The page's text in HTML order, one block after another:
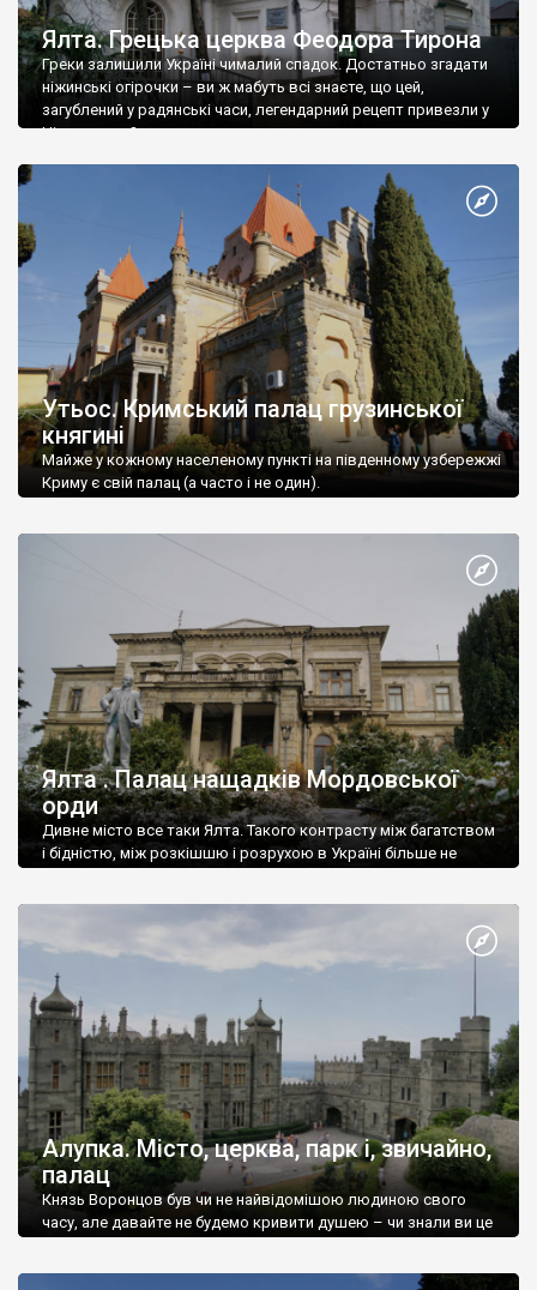
Ялта. Грецька церква Феодора Тирона
Греки залишили Україні чималий спадок. Достатньо згадати
ніжинські огірочки – ви ж мабуть всі знаєте, що цей,
загублений у радянські часи, легендарний рецепт привезли у
Ніжин греки?
Утьос. Кримський палац грузинської
княгині
Майже у кожному населеному пункті на південному узбережжі
Криму є свій палац (а часто і не один).
Ялта . Палац нащадків Мордовської
орди
Дивне місто все таки Ялта. Такого контрасту між багатством
і бідністю, між розкішшю і розрухою в Україні більше не
Алупка. Місто, церква, парк і, звичайно,
палац
Князь Воронцов був чи не найвідомішою людиною свого
часу, але давайте не будемо кривити душею – чи знали ви це